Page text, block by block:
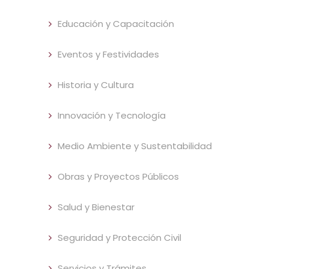
Educación y Capacitación
Eventos y Festividades
Historia y Cultura
Innovación y Tecnología
Medio Ambiente y Sustentabilidad
Obras y Proyectos Públicos
Salud y Bienestar
Seguridad y Protección Civil